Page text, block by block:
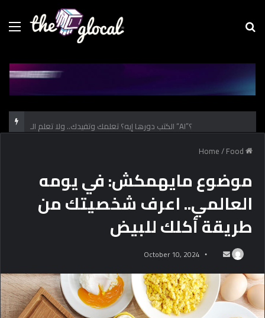
Menu
الكتب دورها إيه؟ تعلمك وتفيدك.. ولا تعلم الـ “AI”؟
/Food
موضوع مايهمكش: في يومه
العالمي.. اعرف شخصيتك من
طريقة أكلك للبيض
n
d
October 10, 2024